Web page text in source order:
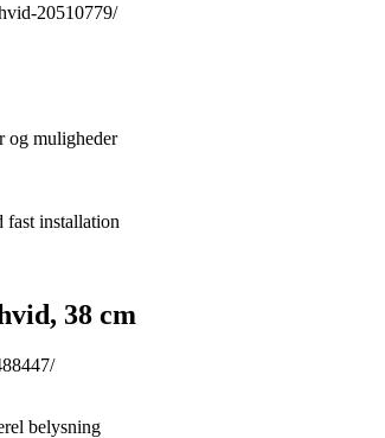
20510779/
og muligheder
fast installation
38 cm
belysning